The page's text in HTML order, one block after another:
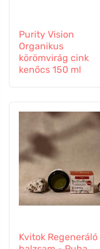
Purity Vision
Organikus
körömvirág cink
kenőcs 150 ml
Kvitok Regeneráló